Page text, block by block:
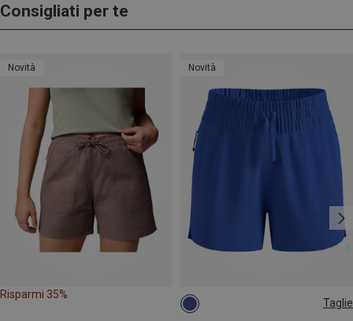
Consigliati per te
Novità
Risparmi 35%
Novità
Taglie
XS